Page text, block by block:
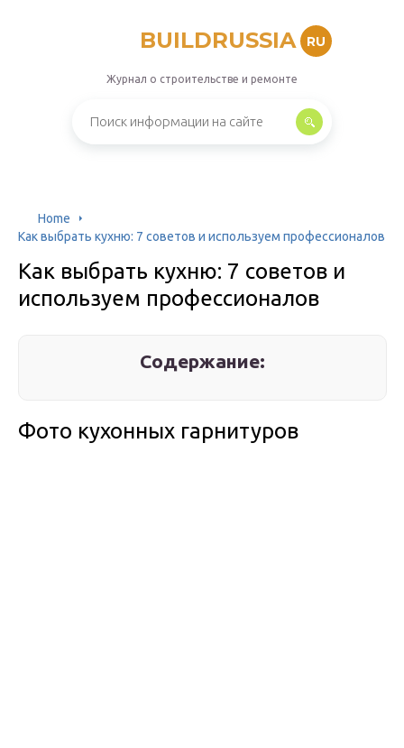
BUILDRUSSIA RU
Журнал о строительстве и ремонте
Home
Как выбрать кухню: 7 советов и используем профессионалов
Как выбрать кухню: 7 советов и
используем профессионалов
Содержание:
Фото кухонных гарнитуров